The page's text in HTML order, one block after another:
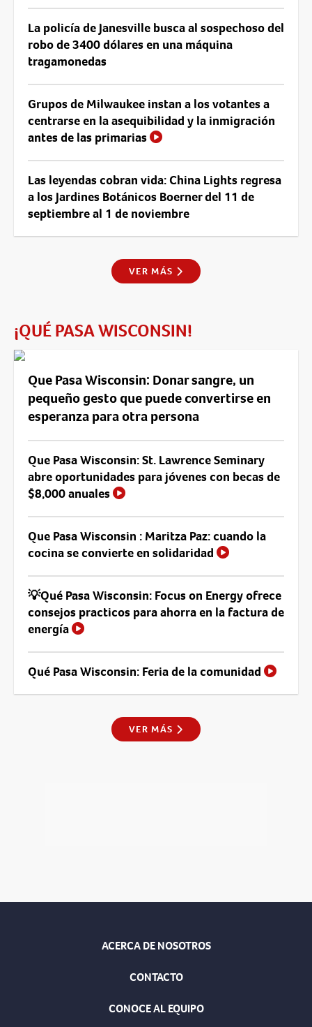
La policía de Janesville busca al sospechoso del
robo de 3400 dólares en una máquina
tragamonedas
Grupos de Milwaukee instan a los votantes a
centrarse en la asequibilidad y la inmigración
antes de las primarias
Las leyendas cobran vida: China Lights regresa
a los Jardines Botánicos Boerner del 11 de
septiembre al 1 de noviembre
VER MÁS
¡QUÉ PASA WISCONSIN!
Que Pasa Wisconsin: Donar sangre, un
pequeño gesto que puede convertirse en
esperanza para otra persona
Que Pasa Wisconsin: St. Lawrence Seminary
abre oportunidades para jóvenes con becas de
$8,000 anuales
Que Pasa Wisconsin : Maritza Paz: cuando la
cocina se convierte en solidaridad
💡Qué Pasa Wisconsin: Focus on Energy ofrece
consejos practicos para ahorra en la factura de
energía
Qué Pasa Wisconsin: Feria de la comunidad
VER MÁS
ACERCA DE NOSOTROS
CONTACTO
CONOCE AL EQUIPO